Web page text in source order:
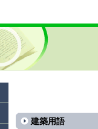
建築用語